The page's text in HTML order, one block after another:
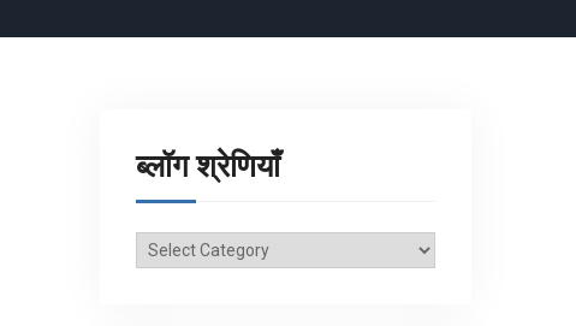
ब्लॉग श्रेणियाँ
ब्लॉग